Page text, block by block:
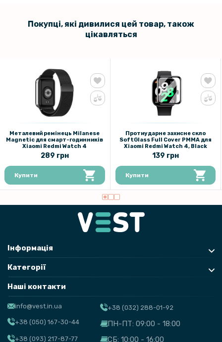
Покупці, які дивилися цей товар, також
цікавляться
Металевий ремінець Milanese
Magnetic для смарт-годинників
Xiaomi Redmi Watch 4
289 грн
Купити
Протиударне захисне скло
SoftGlass Full Cover PMMA для
Xiaomi Redmi Watch 4, Black
139 грн
Купити
Інформація
Категорії
Наші контакти
info@vest.in.ua
+38 (050) 167-30-44
+38 (093) 217-87-77
+38 (032) 288-01-92
ПН-ПТ: 09:00 - 18:00
СБ: 10:00 - 16:00